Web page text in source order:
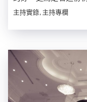
主持實錄, 主持專欄